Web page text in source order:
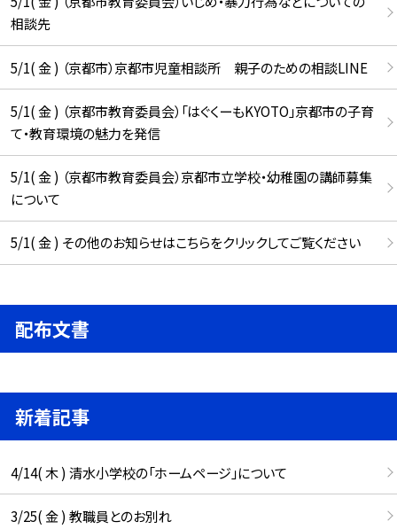
相談先
5/1( 金 ) （京都市）京都市児童相談所 親子のための相談LINE
5/1( 金 ) （京都市教育委員会）「はぐくーもKYOTO」京都市の子育
て・教育環境の魅力を発信
5/1( 金 ) （京都市教育委員会）京都市立学校・幼稚園の講師募集
について
5/1( 金 ) その他のお知らせはこちらをクリックしてご覧ください
配布文書
新着記事
4/14( 木 ) 清水小学校の「ホームページ」について
3/25( 金 ) 教職員とのお別れ